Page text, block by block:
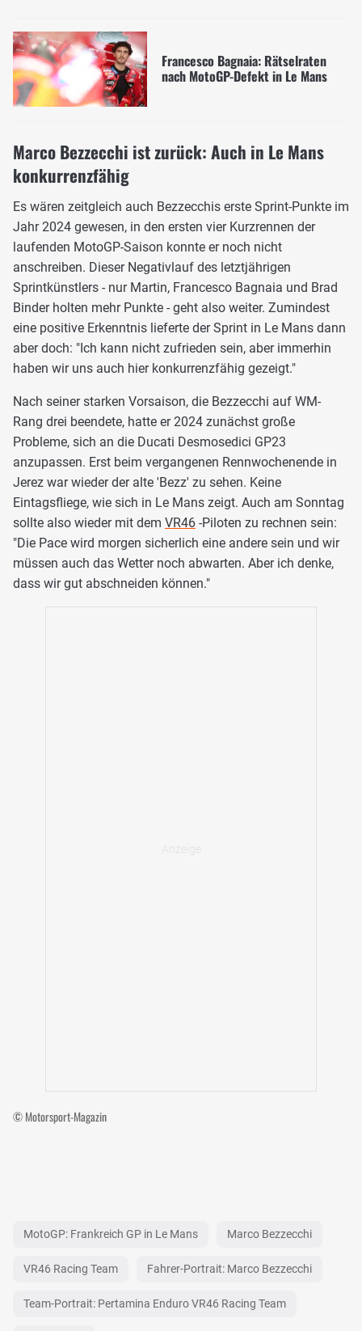
Francesco Bagnaia: Rätselraten
nach MotoGP-Defekt in Le Mans
Marco Bezzecchi ist zurück: Auch in Le Mans
konkurrenzfähig
Es wären zeitgleich auch Bezzecchis erste Sprint-Punkte im
Jahr 2024 gewesen, in den ersten vier Kurzrennen der
laufenden MotoGP-Saison konnte er noch nicht
anschreiben. Dieser Negativlauf des letztjährigen
Sprintkünstlers - nur Martin, Francesco Bagnaia und Brad
Binder holten mehr Punkte - geht also weiter. Zumindest
eine positive Erkenntnis lieferte der Sprint in Le Mans dann
aber doch: "Ich kann nicht zufrieden sein, aber immerhin
haben wir uns auch hier konkurrenzfähig gezeigt."
Nach seiner starken Vorsaison, die Bezzecchi auf WM-
Rang drei beendete, hatte er 2024 zunächst große
Probleme, sich an die Ducati Desmosedici GP23
anzupassen. Erst beim vergangenen Rennwochenende in
Jerez war wieder der alte 'Bezz' zu sehen. Keine
Eintagsfliege, wie sich in Le Mans zeigt. Auch am Sonntag
sollte also wieder mit dem VR46 -Piloten zu rechnen sein:
"Die Pace wird morgen sicherlich eine andere sein und wir
müssen auch das Wetter noch abwarten. Aber ich denke,
dass wir gut abschneiden können."
© Motorsport-Magazin
MotoGP: Frankreich GP in Le Mans Marco Bezzecchi
VR46 Racing Team Fahrer-Portrait: Marco Bezzecchi
Team-Portrait: Pertamina Enduro VR46 Racing Team